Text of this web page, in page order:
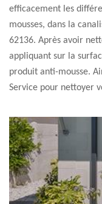
efficacement les
mousses, dans la
62136. Après avoir
appliquant sur la
produit anti-mousse.
Service pour nettoyer